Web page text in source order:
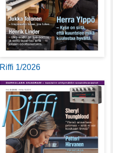
Riffi 1/2026